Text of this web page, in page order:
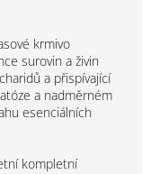
krmivo
surovin a živin
a přispívající
a nadměrném
esenciálních
kompletní